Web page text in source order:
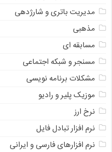
مدیریت باتری و شارژدهی
مذهبی
مسابقه ای
مسنجر و شبکه اجتماعی
مشکلات برنامه نویسی
موزیک پلیر و رادیو
نرخ ارز
ﻧﺮﻡ ﺍﻓﺰﺍﺭ ﺗﺒﺎﺩﻝ ﻓﺎﻳﻞ
نرم افزارهای فارسی و ایرانی